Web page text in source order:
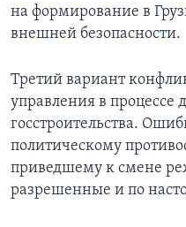
на формирование в
внешней безопасности.
Третий вариант
управления в процессе
госстроительства.
политическому
приведшему к смене
разрешенные и по